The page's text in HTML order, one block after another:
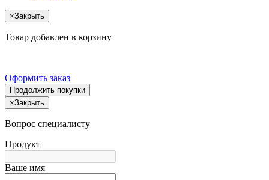
×Закрыть
Товар добавлен в корзину
Оформить заказ
Продолжить покупки
×Закрыть
Вопрос специалисту
Продукт
Ваше имя